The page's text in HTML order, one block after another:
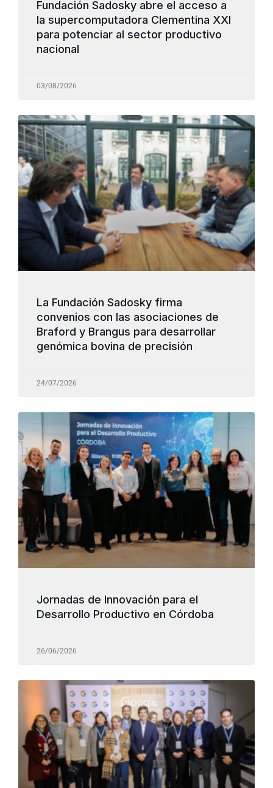
Fundación Sadosky abre el acceso a
la supercomputadora Clementina XXI
para potenciar al sector productivo
nacional
03/08/2026
La Fundación Sadosky firma
convenios con las asociaciones de
Braford y Brangus para desarrollar
genómica bovina de precisión
24/07/2026
Jornadas de Innovación para el
Desarrollo Productivo en Córdoba
26/06/2026